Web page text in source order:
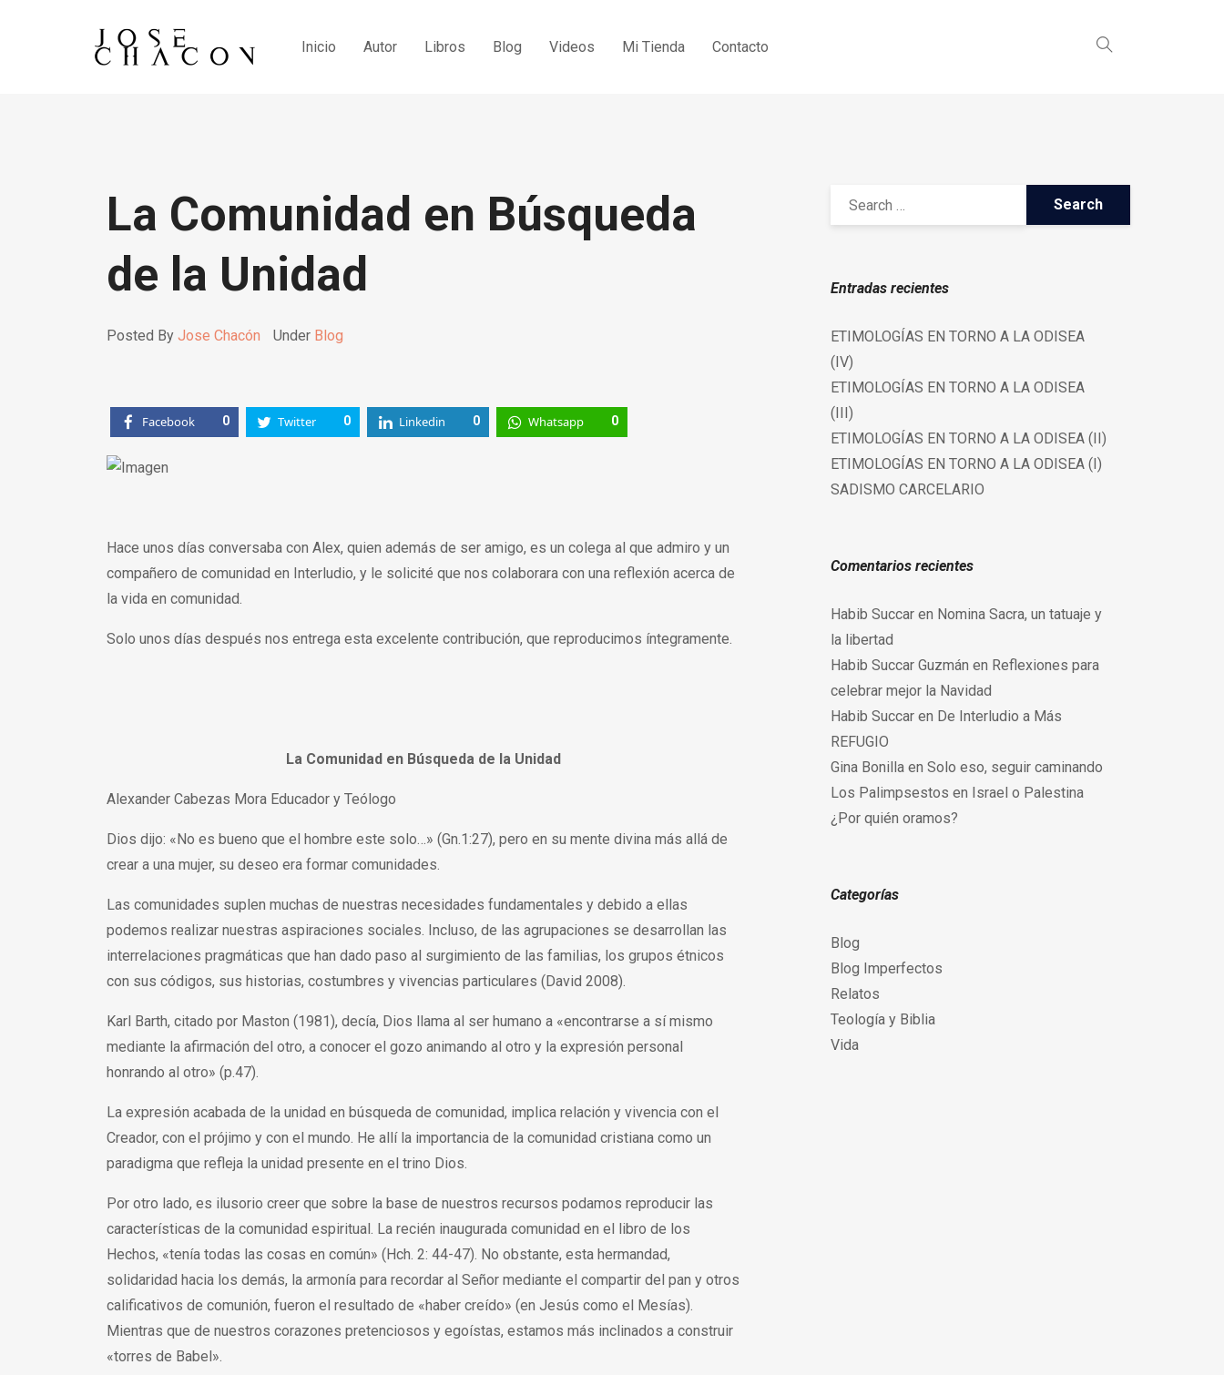
Inicio Autor Libros Blog Videos Mi Tienda Contacto
La Comunidad en Búsqueda
de la Unidad
Posted By Jose Chacón Under Blog
Facebook 0 Twitter 0 Linkedin 0 Whatsapp 0
Hace unos días conversaba con Alex, quien además de ser amigo, es un colega al que admiro y un
compañero de comunidad en Interludio, y le solicité que nos colaborara con una reflexión acerca de
la vida en comunidad.
Solo unos días después nos entrega esta excelente contribución, que reproducimos íntegramente.
La Comunidad en Búsqueda de la Unidad
Alexander Cabezas Mora Educador y Teólogo
Dios dijo: «No es bueno que el hombre este solo…» (Gn.1:27), pero en su mente divina más allá de
crear a una mujer, su deseo era formar comunidades.
Las comunidades suplen muchas de nuestras necesidades fundamentales y debido a ellas
podemos realizar nuestras aspiraciones sociales. Incluso, de las agrupaciones se desarrollan las
interrelaciones pragmáticas que han dado paso al surgimiento de las familias, los grupos étnicos
con sus códigos, sus historias, costumbres y vivencias particulares (David 2008).
Karl Barth, citado por Maston (1981), decía, Dios llama al ser humano a «encontrarse a sí mismo
mediante la afirmación del otro, a conocer el gozo animando al otro y la expresión personal
honrando al otro» (p.47).
La expresión acabada de la unidad en búsqueda de comunidad, implica relación y vivencia con el
Creador, con el prójimo y con el mundo. He allí la importancia de la comunidad cristiana como un
paradigma que refleja la unidad presente en el trino Dios.
Por otro lado, es ilusorio creer que sobre la base de nuestros recursos podamos reproducir las
características de la comunidad espiritual. La recién inaugurada comunidad en el libro de los
Hechos, «tenía todas las cosas en común» (Hch. 2: 44-47). No obstante, esta hermandad,
solidaridad hacia los demás, la armonía para recordar al Señor mediante el compartir del pan y otros
calificativos de comunión, fueron el resultado de «haber creído» (en Jesús como el Mesías).
Mientras que de nuestros corazones pretenciosos y egoístas, estamos más inclinados a construir
«torres de Babel».
Entradas recientes
ETIMOLOGÍAS EN TORNO A LA ODISEA
(IV)
ETIMOLOGÍAS EN TORNO A LA ODISEA
(III)
ETIMOLOGÍAS EN TORNO A LA ODISEA (II)
ETIMOLOGÍAS EN TORNO A LA ODISEA (I)
SADISMO CARCELARIO
Comentarios recientes
Habib Succar en Nomina Sacra, un tatuaje y
la libertad
Habib Succar Guzmán en Reflexiones para
celebrar mejor la Navidad
Habib Succar en De Interludio a Más
REFUGIO
Gina Bonilla en Solo eso, seguir caminando
Los Palimpsestos en Israel o Palestina
¿Por quién oramos?
Categorías
Blog
Blog Imperfectos
Relatos
Teología y Biblia
Vida